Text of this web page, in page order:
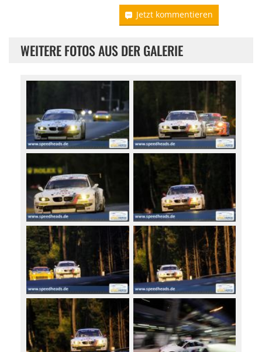
Jetzt kommentieren
WEITERE FOTOS AUS DER GALERIE